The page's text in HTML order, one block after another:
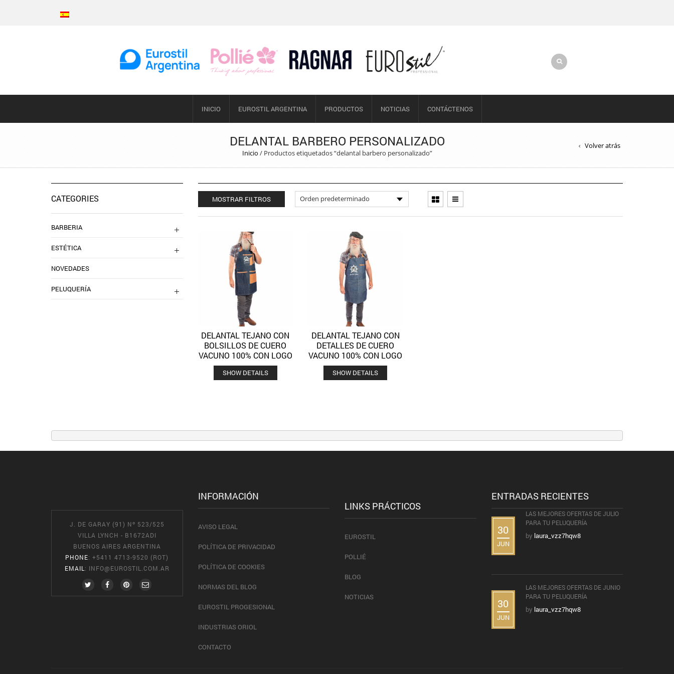
INICIO EUROSTIL ARGENTINA PRODUCTOS NOTICIAS CONTÁCTENOS
DELANTAL BARBERO PERSONALIZADO
Inicio/ Productos etiquetados “delantal barbero personalizado”
Volver atrás
MOSTRAR FILTROS
Añadir a la lista de deseos Quick View
DELANTAL TEJANO CON
BOLSILLOS DE CUERO
VACUNO 100% CON LOGO
SHOW DETAILS
Añadir a la lista de deseos Quick View
DELANTAL TEJANO CON
DETALLES DE CUERO
VACUNO 100% CON LOGO
SHOW DETAILS
CATEGORIES
BARBERIA
ESTÉTICA
NOVEDADES
PELUQUERÍA
J. DE GARAY (91) Nº 523/525
VILLA LYNCH - B1672ADI
BUENOS AIRES ARGENTINA
PHONE: +5411 4713-9520 (ROT)
EMAIL: INFO@EUROSTIL.COM.AR
INFORMACIÓN
AVISO LEGAL
POLÍTICA DE PRIVACIDAD
POLÍTICA DE COOKIES
NORMAS DEL BLOG
EUROSTIL PROGESIONAL
INDUSTRIAS ORIOL
CONTACTO
LINKS PRÁCTICOS
EUROSTIL
POLLIÉ
BLOG
NOTICIAS
ENTRADAS RECIENTES
30
JUN
LAS MEJORES OFERTAS DE JULIO
PARA TU PELUQUERÍA
by laura_vzz7hqw8
30
JUN
LAS MEJORES OFERTAS DE JUNIO
PARA TU PELUQUERÍA
by laura_vzz7hqw8